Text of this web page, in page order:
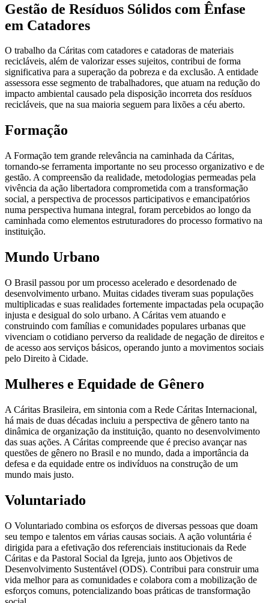
Gestão de Resíduos Sólidos com Ênfase
em Catadores
O trabalho da Cáritas com catadores e catadoras de materiais
recicláveis, além de valorizar esses sujeitos, contribui de forma
significativa para a superação da pobreza e da exclusão. A entidade
assessora esse segmento de trabalhadores, que atuam na redução do
impacto ambiental causado pela disposição incorreta dos resíduos
recicláveis, que na sua maioria seguem para lixões a céu aberto.
Formação
A Formação tem grande relevância na caminhada da Cáritas,
tornando-se ferramenta importante no seu processo organizativo e de
gestão. A compreensão da realidade, metodologias permeadas pela
vivência da ação libertadora comprometida com a transformação
social, a perspectiva de processos participativos e emancipatórios
numa perspectiva humana integral, foram percebidos ao longo da
caminhada como elementos estruturadores do processo formativo na
instituição.
Mundo Urbano
O Brasil passou por um processo acelerado e desordenado de
desenvolvimento urbano. Muitas cidades tiveram suas populações
multiplicadas e suas realidades fortemente impactadas pela ocupação
injusta e desigual do solo urbano. A Cáritas vem atuando e
construindo com famílias e comunidades populares urbanas que
vivenciam o cotidiano perverso da realidade de negação de direitos e
de acesso aos serviços básicos, operando junto a movimentos sociais
pelo Direito à Cidade.
Mulheres e Equidade de Gênero
A Cáritas Brasileira, em sintonia com a Rede Cáritas Internacional,
há mais de duas décadas incluiu a perspectiva de gênero tanto na
dinâmica de organização da instituição, quanto no desenvolvimento
das suas ações. A Cáritas compreende que é preciso avançar nas
questões de gênero no Brasil e no mundo, dada a importância da
defesa e da equidade entre os indivíduos na construção de um
mundo mais justo.
Voluntariado
O Voluntariado combina os esforços de diversas pessoas que doam
seu tempo e talentos em várias causas sociais. A ação voluntária é
dirigida para a efetivação dos referenciais institucionais da Rede
Cáritas e da Pastoral Social da Igreja, junto aos Objetivos de
Desenvolvimento Sustentável (ODS). Contribui para construir uma
vida melhor para as comunidades e colabora com a mobilização de
esforços comuns, potencializando boas práticas de transformação